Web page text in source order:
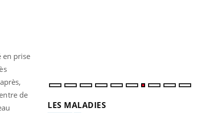
en prise
de
LES MALADIES